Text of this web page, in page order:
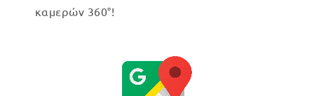
καμερών 360°!